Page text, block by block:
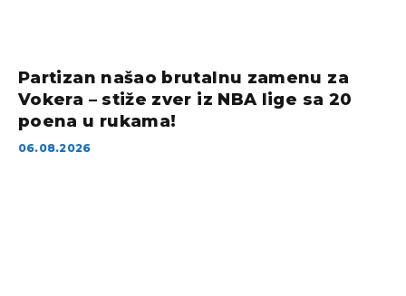
Partizan našao brutalnu zamenu za
Vokera – stiže zver iz NBA lige sa 20
poena u rukama!
06.08.2026